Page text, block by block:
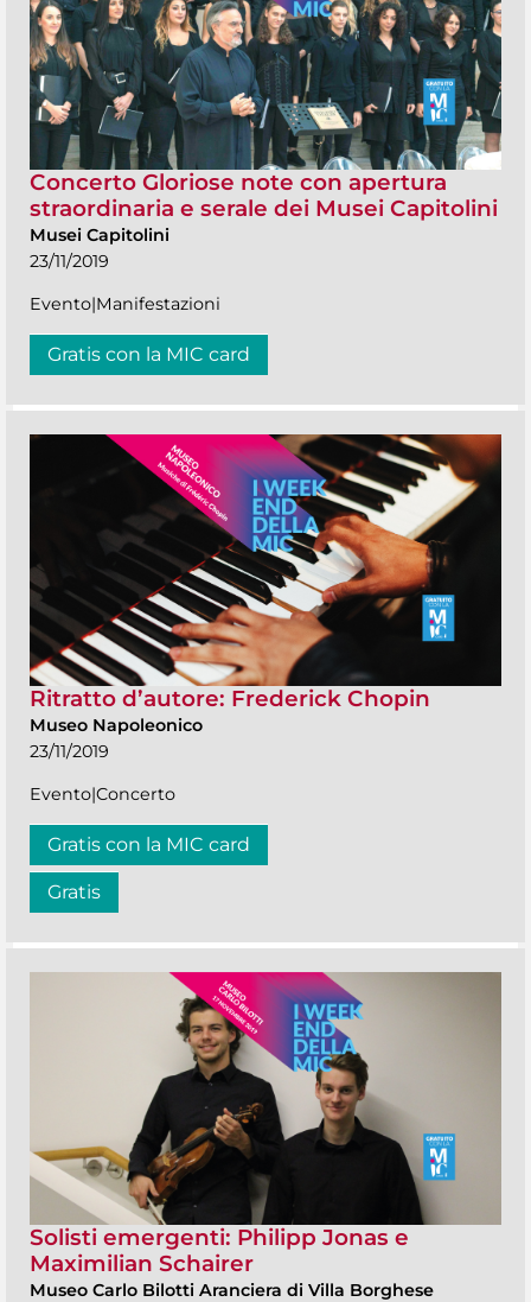
Concerto Gloriose note con apertura
straordinaria e serale dei Musei Capitolini
Musei Capitolini
23/11/2019
Evento|Manifestazioni
Gratis con la MIC card
Ritratto d’autore: Frederick Chopin
Museo Napoleonico
23/11/2019
Evento|Concerto
Gratis con la MIC card
Gratis
Solisti emergenti: Philipp Jonas e
Maximilian Schairer
Museo Carlo Bilotti Aranciera di Villa Borghese